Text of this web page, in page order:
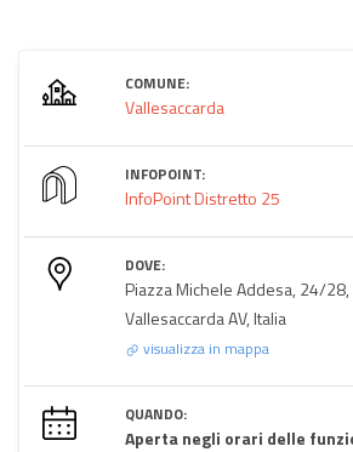
COMUNE:
Vallesaccarda
INFOPOINT:
InfoPoint Distretto 25
DOVE:
Piazza Michele Addesa, 24/
Vallesaccarda AV, Italia
visualizza in mappa
QUANDO:
Aperta negli orari delle